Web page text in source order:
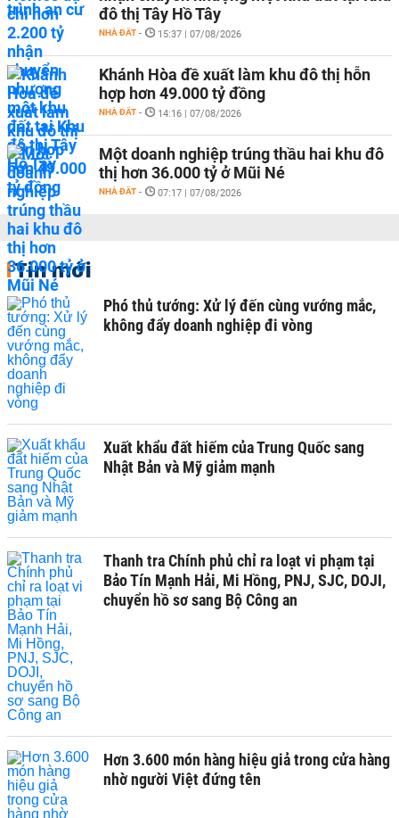
đô thị Tây Hồ Tây
NHÀ ĐẤT - 15:37 | 07/08/2026
Khánh Hòa đề xuất làm khu đô thị hỗn
hợp hơn 49.000 tỷ đồng
NHÀ ĐẤT - 14:16 | 07/08/2026
Một doanh nghiệp trúng thầu hai khu đô
thị hơn 36.000 tỷ ở Mũi Né
NHÀ ĐẤT - 07:17 | 07/08/2026
Tin mới
Phó thủ tướng: Xử lý đến cùng vướng mắc,
không đẩy doanh nghiệp đi vòng
Xuất khẩu đất hiếm của Trung Quốc sang
Nhật Bản và Mỹ giảm mạnh
Thanh tra Chính phủ chỉ ra loạt vi phạm tại
Bảo Tín Mạnh Hải, Mi Hồng, PNJ, SJC, DOJI,
chuyển hồ sơ sang Bộ Công an
Hơn 3.600 món hàng hiệu giả trong cửa hàng
nhờ người Việt đứng tên